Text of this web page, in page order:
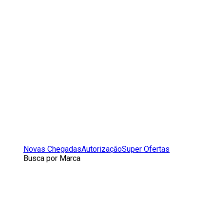
Novas ChegadasAutorizaçãoSuper Ofertas
Busca por Marca